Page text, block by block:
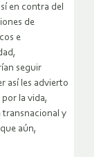
en contra del
de
e
seguir
así les advierto
la vida,
transnacional y
aún,